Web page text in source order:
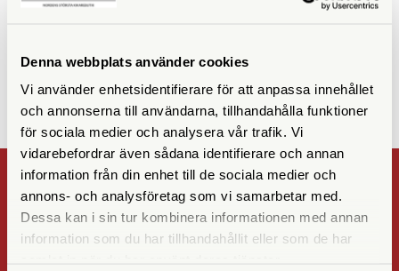
Denna webbplats använder cookies
Vi använder enhetsidentifierare för att anpassa innehållet
och annonserna till användarna, tillhandahålla funktioner
för sociala medier och analysera vår trafik. Vi
vidarebefordrar även sådana identifierare och annan
information från din enhet till de sociala medier och
annons- och analysföretag som vi samarbetar med.
Dessa kan i sin tur kombinera informationen med annan
information som du har tillhandahållit eller som de har
699 SEK
LÄS MER
KÖP
499 SEK
LÄS MER
KÖP
NYHETSBREV
Registrera